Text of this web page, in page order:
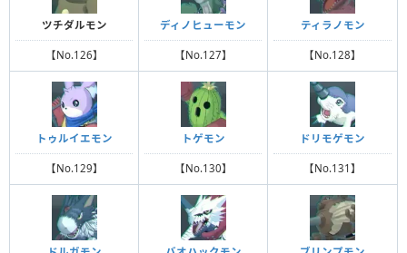
ツチダルモン
【No.126】
ディノヒューモン
【No.127】
ティラノモン
【No.128】
トゥルイエモン
【No.129】
トゲモン
【No.130】
ドリモゲモン
【No.131】